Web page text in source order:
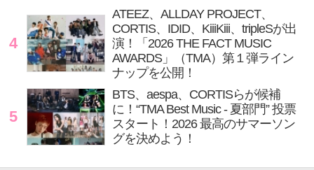
4
ATEEZ、ALLDAY PROJECT、
CORTIS、IDID、KiiiKiii、tripleSが出
演！「2026 THE FACT MUSIC
AWARDS」（TMA）第１弾ライン
ナップを公開！
5
BTS、aespa、CORTISらが候補
に！“TMA Best Music - 夏部門” 投票
スタート！2026 最高のサマーソン
グを決めよう！